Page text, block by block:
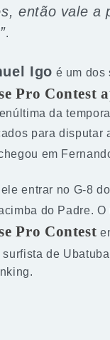
então vale a
.
Igo é um dos
Pro Contest
da
para disputar
em
ele entrar no G-8
do Padre.
Pro Contest
surfista de